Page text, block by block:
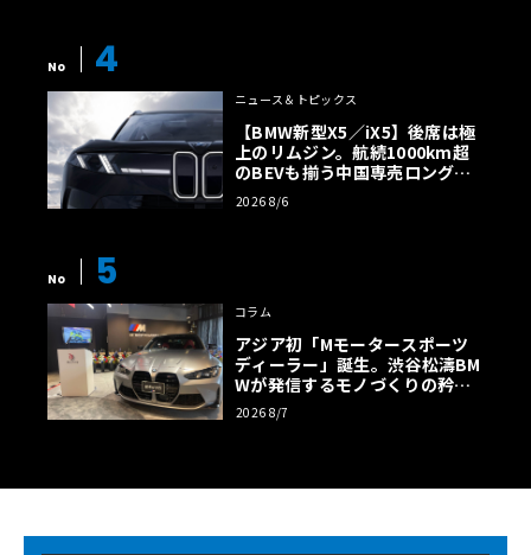
No 4
ニュース＆トピックス
【BMW新型X5／iX5】後席は極
上のリムジン。航続1000km超
のBEVも揃う中国専売ロング仕
様の全貌
2026 8/6
No 5
コラム
アジア初「Mモータースポーツ
ディーラー」誕生。渋谷松濤BM
Wが発信するモノづくりの矜持
【木下隆之コラム】
2026 8/7